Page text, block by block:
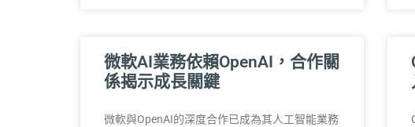
微軟AI業務依賴OpenAI，合作關
係揭示成長關鍵
微軟與OpenAI的深度合作已成為其人工智能業務